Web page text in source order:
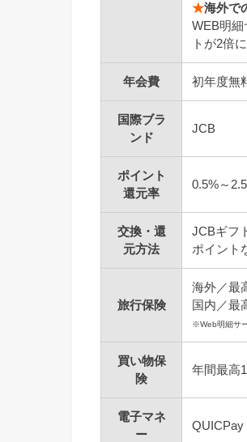
★海外で
WEB明
トが2倍
年会費 初年度無
国際ブラ
ンド
JCB
ポイント
還元率
0.5%～
交換・還
元方法
JCBギフ
ポイント
旅行保険
海外／最
国内／最
※Web明細サ
買い物保
険
年間最高
電子マネ
ー
QUICPay